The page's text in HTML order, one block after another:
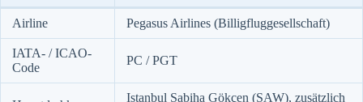
Airline Pegasus Airlines (Billigfluggesellschaft)
IATA- / ICAO-
Code
PC / PGT
Istanbul Sabiha Gökçen (SAW), zusätzlich